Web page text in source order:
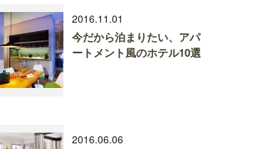
2016.11.01
今だから泊まりたい、アパ
ートメント風のホテル10選
2016.06.06